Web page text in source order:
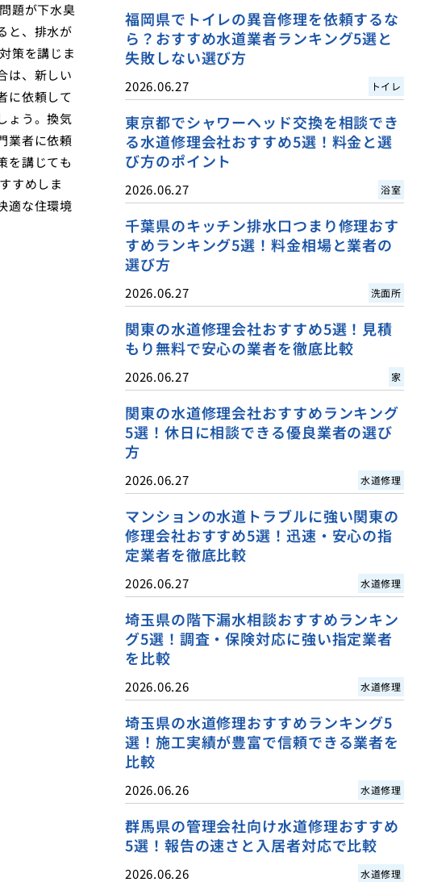
題が下水臭
と、排水が
策を講じま
は、新しい
に依頼して
ょう。換気
業者に依頼
を講じても
すめしま
適な住環境
福岡県でトイレの異音修理を依頼するな
ら？おすすめ水道業者ランキング5選と
失敗しない選び方
2026.06.27 トイレ
東京都でシャワーヘッド交換を相談でき
る水道修理会社おすすめ5選！料金と選
び方のポイント
2026.06.27 浴室
千葉県のキッチン排水口つまり修理おす
すめランキング5選！料金相場と業者の
選び方
2026.06.27 洗面所
関東の水道修理会社おすすめ5選！見積
もり無料で安心の業者を徹底比較
2026.06.27 家
関東の水道修理会社おすすめランキング
5選！休日に相談できる優良業者の選び
方
2026.06.27 水道修理
マンションの水道トラブルに強い関東の
修理会社おすすめ5選！迅速・安心の指
定業者を徹底比較
2026.06.27 水道修理
埼玉県の階下漏水相談おすすめランキン
グ5選！調査・保険対応に強い指定業者
を比較
2026.06.26 水道修理
埼玉県の水道修理おすすめランキング5
選！施工実績が豊富で信頼できる業者を
比較
2026.06.26 水道修理
群馬県の管理会社向け水道修理おすすめ
5選！報告の速さと入居者対応で比較
2026.06.26 水道修理